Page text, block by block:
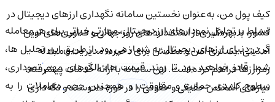
تسلط بر تحلیل نمودارهای ارز دیجیتال، مهارتی حیاتی برای هر معامله
گر در دنیای ارزهای دیجیتال به شمار می رود. از طریق این تحلیل ها،
شما قادر خواهید بود تا روند قیمت ها، الگوهای مهم نموداری،
سطوح کلیدی حمایت و مقاومت، و همچنین حجم معاملات را به
کیف‌ پول من، به‌عنوان نخستین سامانه نگهداری ارزهای دیجیتال در
کشور، با بهره‌گیری از استانداردهای روز جهانی و فناوری‌های نوین
امنیتی، بستری امن و مطمئن برای ذخیره، مدیریت و مبادله
رمزارزها فراهم کرده است. این سامانه با ارائه خدمات پیشرفته،
نیازهای اشخاص حقیقی و حقوقی را در حوزه دادوستد و نگه‌داری